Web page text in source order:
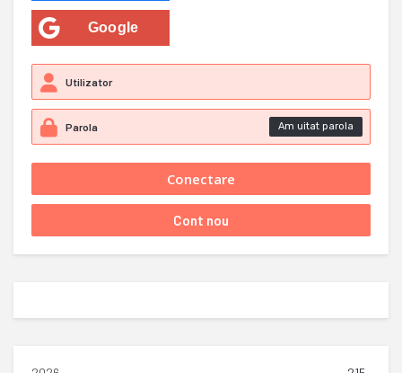
Google
Am uitat parola